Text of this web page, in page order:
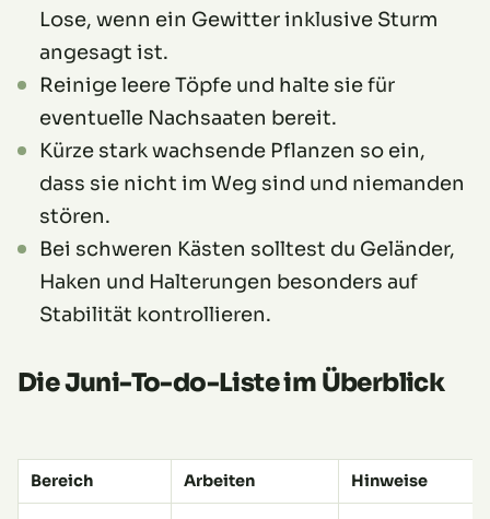
Lose, wenn ein Gewitter inklusive Sturm
angesagt ist.
Reinige leere Töpfe und halte sie für
eventuelle Nachsaaten bereit.
Kürze stark wachsende Pflanzen so ein,
dass sie nicht im Weg sind und niemanden
stören.
Bei schweren Kästen solltest du Geländer,
Haken und Halterungen besonders auf
Stabilität kontrollieren.
Die Juni-To-do-Liste im Überblick
Bereich Arbeiten Hinweise